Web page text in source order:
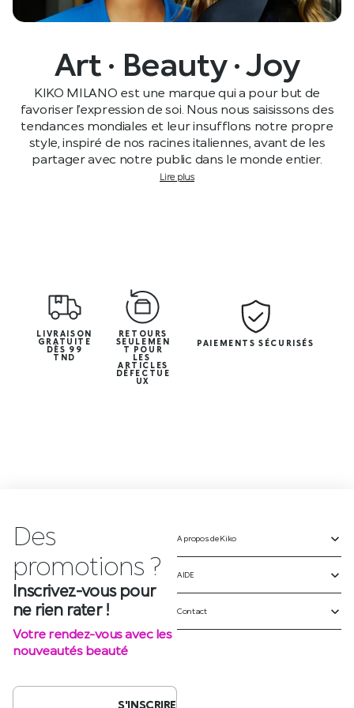
Art · Beauty · Joy
KIKO MILANO est une marque qui a pour but de
favoriser l’expression de soi. Nous nous saisissons des
tendances mondiales et leur insufflons notre propre
style, inspiré de nos racines italiennes, avant de les
partager avec notre public dans le monde entier.
Lire plus
LIVRAISON
GRATUITE
DÈS 99
TND
RETOURS
SEULEMEN
T POUR
LES
ARTICLES
DÉFECTUE
UX
PAIEMENTS SÉCURISÉS
Des
Inscrivez-vous pour
ne rien rater !
Votre rendez-vous avec les
nouveautés beauté
A propos de Kiko
AIDE
Contact
SUIVEZ-NOUS SUR